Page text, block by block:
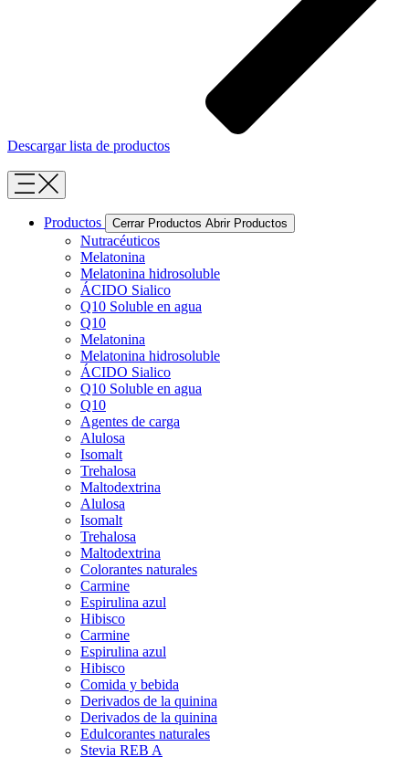
Descargar lista de productos
Productos Cerrar Productos Abrir Productos
Nutracéuticos
Melatonina
Melatonina hidrosoluble
ÁCIDO Sialico
Q10 Soluble en agua
Q10
Melatonina
Melatonina hidrosoluble
ÁCIDO Sialico
Q10 Soluble en agua
Q10
Agentes de carga
Alulosa
Isomalt
Trehalosa
Maltodextrina
Alulosa
Isomalt
Trehalosa
Maltodextrina
Colorantes naturales
Carmine
Espirulina azul
Hibisco
Carmine
Espirulina azul
Hibisco
Comida y bebida
Derivados de la quinina
Derivados de la quinina
Edulcorantes naturales
Stevia REB A